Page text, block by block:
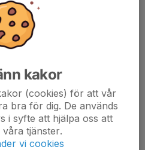
kakor
(cookies) för att vår
bra för dig. De används
i syfte att hjälpa oss att
tjänster.
vi cookies